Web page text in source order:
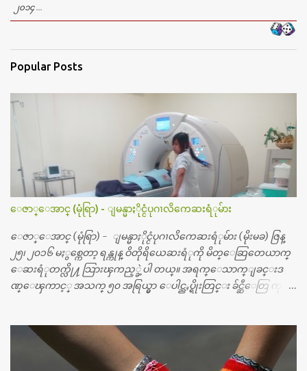
၂၀၁၄ ...
Popular Posts
ေဇာ္ေအာင္ (မုံရြာ) - ျမန္မာႏိုင္ငံပုဂၢလိကေဆးရံုမ်ား
ေဇာ္ေအာင္ (မုံရြာ) - ျမန္မာႏိုင္ငံပုဂၢလိကေဆးရံုမ်ား (မိုးမခ) ဇြန္
၂၅၊ ၂၀၁၆ မႏွစ္ကေတာ့ ရန္ကုန္ ဝိတိုရိယေဆးရံုကို မိတ္ေဆြတေယာက္
ေဆးရံုတက္လို႔ သြားၾကည့္ခဲ့ပါ တယ္။ အရက္ေသာက္ျခင္းဒ
ဏ္ေၾကာင့္ အသက္ ၅၀ အရြယ္မွာ ေပါင္ညႇပ္ရိုးတြင္း ခ်င္ဆီေတြ ကုန္ခ
စၿပီး၊ အာရွေတာ္ဝင္ခြဲစိတ္ခန္းကို ငွားရမ္းခြဲစိတ္ အရိုးအစားထိုးကုပါတ
ယ္။ ေဆးစစ္၊ေဆးဝယ္၊ ခြဲစိတ္ကု၊ အရိုးအစားထိုးပစၥည္း စတဲ့စရိ
တ္ေတြနဲ႔ေဆးရံုမွာ ၂ ပတ္ေနထိုင္စရိတ္ သိန္း ၇၀ ေလာက္ ကုန္သြား